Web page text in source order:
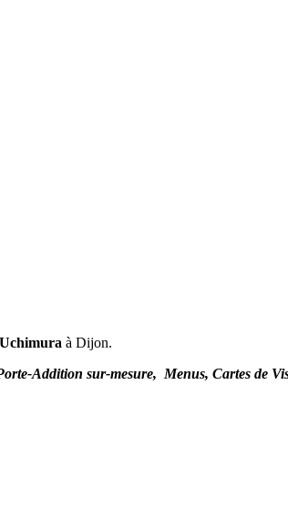
à Dijon.
Addition sur-mesure, Menus, Cartes de